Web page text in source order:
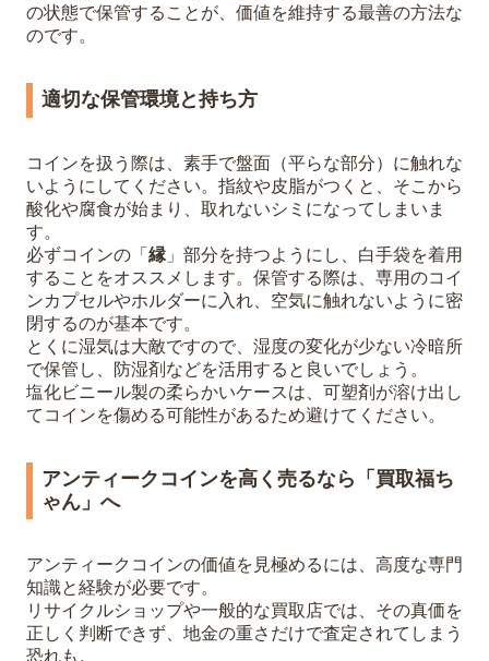
の状態で保管することが、価値を維持する最善の方法な
のです。
適切な保管環境と持ち方
コインを扱う際は、素手で盤面（平らな部分）に触れな
いようにしてください。指紋や皮脂がつくと、そこから
酸化や腐食が始まり、取れないシミになってしまいま
す。
必ずコインの「 縁 」部分を持つようにし、白手袋を着用
することをオススメします。保管する際は、専用のコイ
ンカプセルやホルダーに入れ、空気に触れないように密
閉するのが基本です。
とくに湿気は大敵ですので、湿度の変化が少ない冷暗所
で保管し、防湿剤などを活用すると良いでしょう。
塩化ビニール製の柔らかいケースは、可塑剤が溶け出し
てコインを傷める可能性があるため避けてください。
アンティークコインを高く売るなら「買取福ち
ゃん」へ
アンティークコインの価値を見極めるには、高度な専門
知識と経験が必要です。
リサイクルショップや一般的な買取店では、その真価を
正しく判断できず、地金の重さだけで査定されてしまう
恐れも。